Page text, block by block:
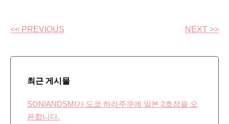
<< PREVIOUS NEXT >>
최근 게시물
SONIANDSMI가 도쿄 하라주쿠에 일본 2호점을 오
픈합니다.